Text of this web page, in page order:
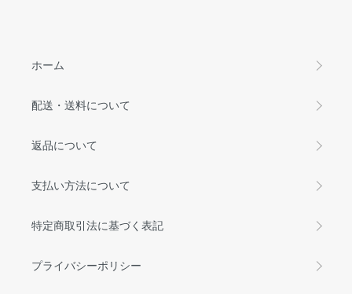
ホーム
配送・送料について
返品について
支払い方法について
特定商取引法に基づく表記
プライバシーポリシー